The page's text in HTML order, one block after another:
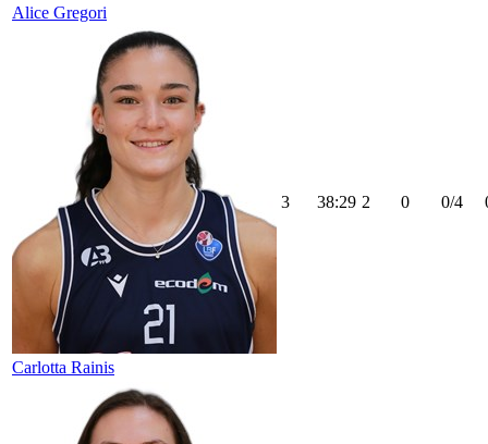
Alice Gregori
Carlotta Rainis
3 38:29 2 0 0/4